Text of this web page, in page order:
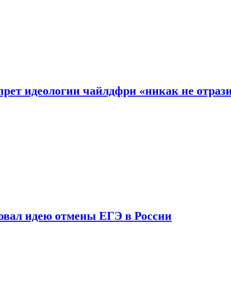
идеологии чайлдфри «никак не
идею отмены ЕГЭ в России